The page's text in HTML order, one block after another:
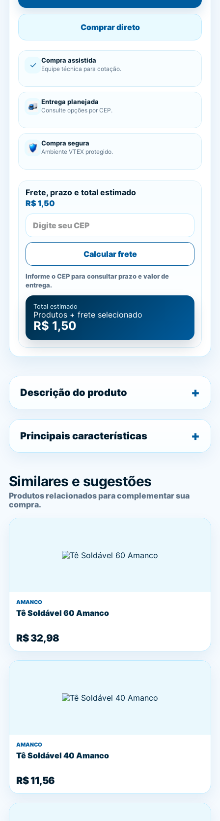
Comprar direto
✓ Compra assistida
Equipe técnica para cotação.
Entrega planejada
Consulte opções por CEP.
Compra segura
Ambiente VTEX protegido.
Frete, prazo e total estimado
R$ 1,50
Calcular frete
Informe o CEP para consultar prazo e valor de
entrega.
Total estimado
Produtos + frete selecionado
R$ 1,50
Descrição do produto
Principais características
Similares e sugestões
Produtos relacionados para complementar sua
compra.
AMANCO
Tê Soldável 60 Amanco
R$ 32,98
AMANCO
Tê Soldável 40 Amanco
R$ 11,56